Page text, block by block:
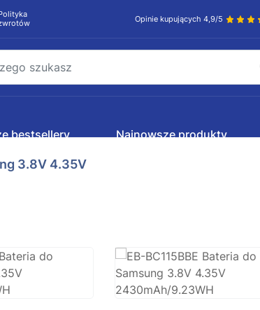
Opinie kupujących 4,9/5
bestsellery Najnowsze produkty
3.8V 4.35V